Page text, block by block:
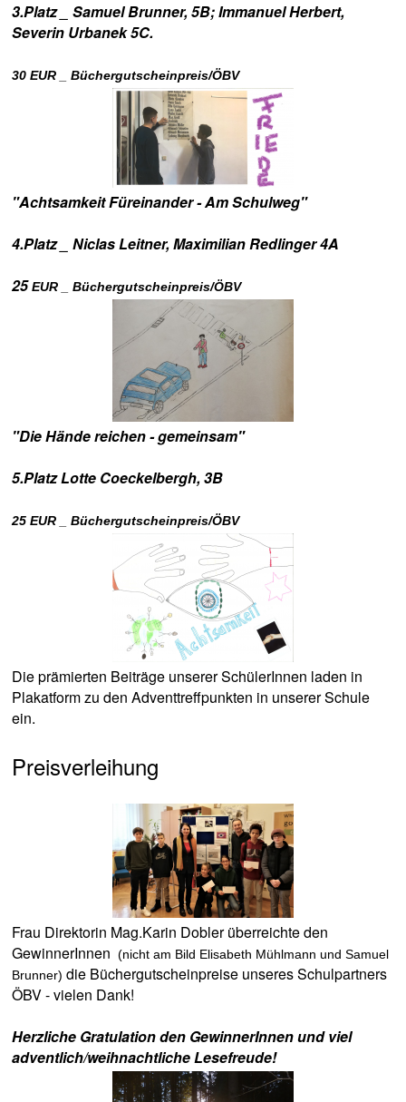
3.Platz _ Samuel Brunner, 5B; Immanuel Herbert,
Severin Urbanek 5C.
30 EUR _ Büchergutscheinpreis/ÖBV
"Achtsamkeit Füreinander - Am Schulweg"
4.Platz _ Niclas Leitner, Maximilian Redlinger 4A
25EUR _ Büchergutscheinpreis/ÖBV
"Die Hände reichen - gemeinsam"
5.Platz Lotte Coeckelbergh, 3B
25 EUR _ Büchergutscheinpreis/ÖBV
Die prämierten Beiträge unserer SchülerInnen laden in
Plakatform zu den Adventtreffpunkten in unserer Schule
ein.
Preisverleihung
Frau Direktorin Mag.Karin Dobler überreichte den
GewinnerInnen (nicht am Bild Elisabeth Mühlmann und Samuel
Brunner) die Büchergutscheinpreise unseres Schulpartners
ÖBV - vielen Dank!
Herzliche Gratulation den GewinnerInnen und viel
adventlich/weihnachtliche Lesefreude!